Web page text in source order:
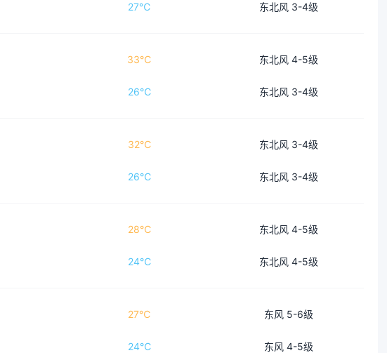
27℃ 东北风 3-4级
33℃ 东北风 4-5级
26℃ 东北风 3-4级
32℃ 东北风 3-4级
26℃ 东北风 3-4级
28℃ 东北风 4-5级
24℃ 东北风 4-5级
27℃ 东风 5-6级
24℃ 东风 4-5级